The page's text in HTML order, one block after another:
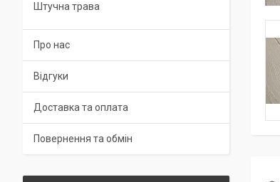
Штучна трава
Про нас
Відгуки
Доставка та оплата
Повернення та обмін